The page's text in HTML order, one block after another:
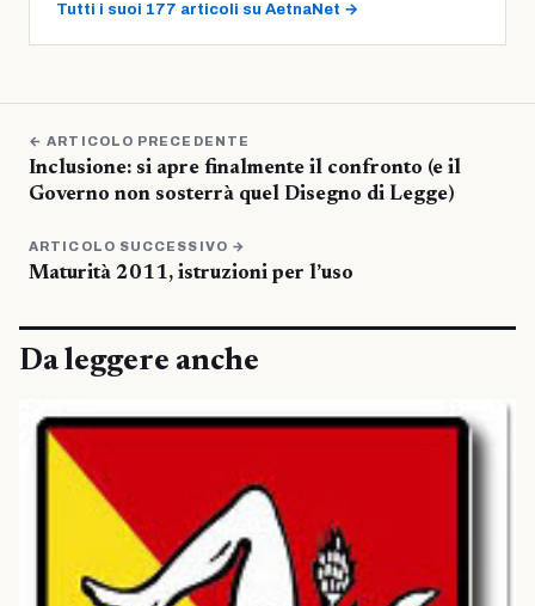
Tutti i suoi 177 articoli su AetnaNet →
← ARTICOLO PRECEDENTE
Inclusione: si apre finalmente il confronto (e il
Governo non sosterrà quel Disegno di Legge)
ARTICOLO SUCCESSIVO →
Maturità 2011, istruzioni per l’uso
Da leggere anche